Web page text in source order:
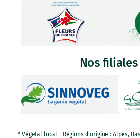
Nos filiales
* Végétal local - Régions d'origine : Alpes,